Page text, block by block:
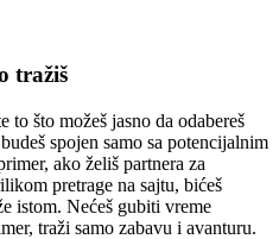
tražiš
to što možeš jasno da odabereš
spojen samo sa potencijalnim
ako želiš partnera za
pretrage na sajtu, bićeš
istom. Nećeš gubiti vreme
traži samo zabavu i avanturu.